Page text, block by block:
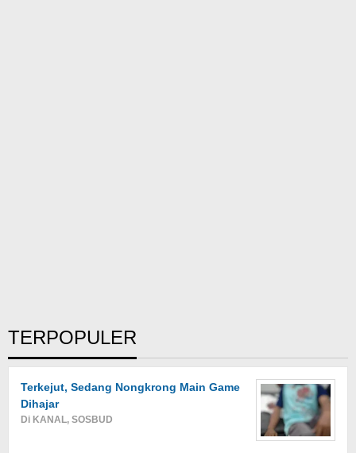
TERPOPULER
Terkejut, Sedang Nongkrong Main Game
Dihajar
Di KANAL, SOSBUD